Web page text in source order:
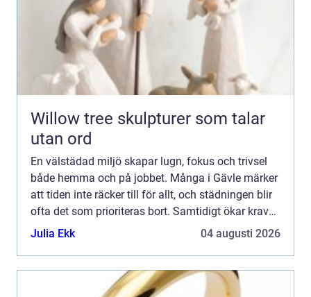
Willow tree skulpturer som talar
utan ord
En välstädad miljö skapar lugn, fokus och trivsel
både hemma och på jobbet. Många i Gävle märker
att tiden inte räcker till för allt, och städningen blir
ofta det som prioriteras bort. Samtidigt ökar kraven
på kvalitet, flexibilitet och hållbarhet. E...
Julia Ekk 04 augusti 2026